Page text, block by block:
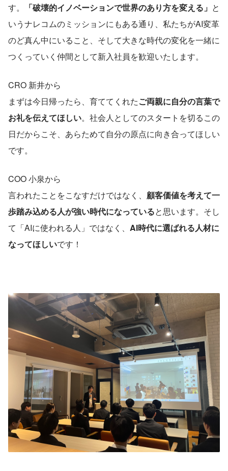
す。 「破壊的イノベーションで世界のあり方を変える」 と
いうナレコムのミッションにもある通り、私たちがAI変革
のど真ん中にいること、そして大きな時代の変化を一緒に
つくっていく仲間として新入社員を歓迎いたします。
CRO 新井から
まずは今日帰ったら、育ててくれたご両親に自分の言葉で
お礼を伝えてほしい。社会人としてのスタートを切るこの
日だからこそ、あらためて自分の原点に向き合ってほしい
です。
COO 小泉から
言われたことをこなすだけではなく、 顧客価値を考えて一
歩踏み込める人が強い時代になっていると思います。そし
て「AIに使われる人」ではなく、 AI時代に選ばれる人材に
なってほしいです！